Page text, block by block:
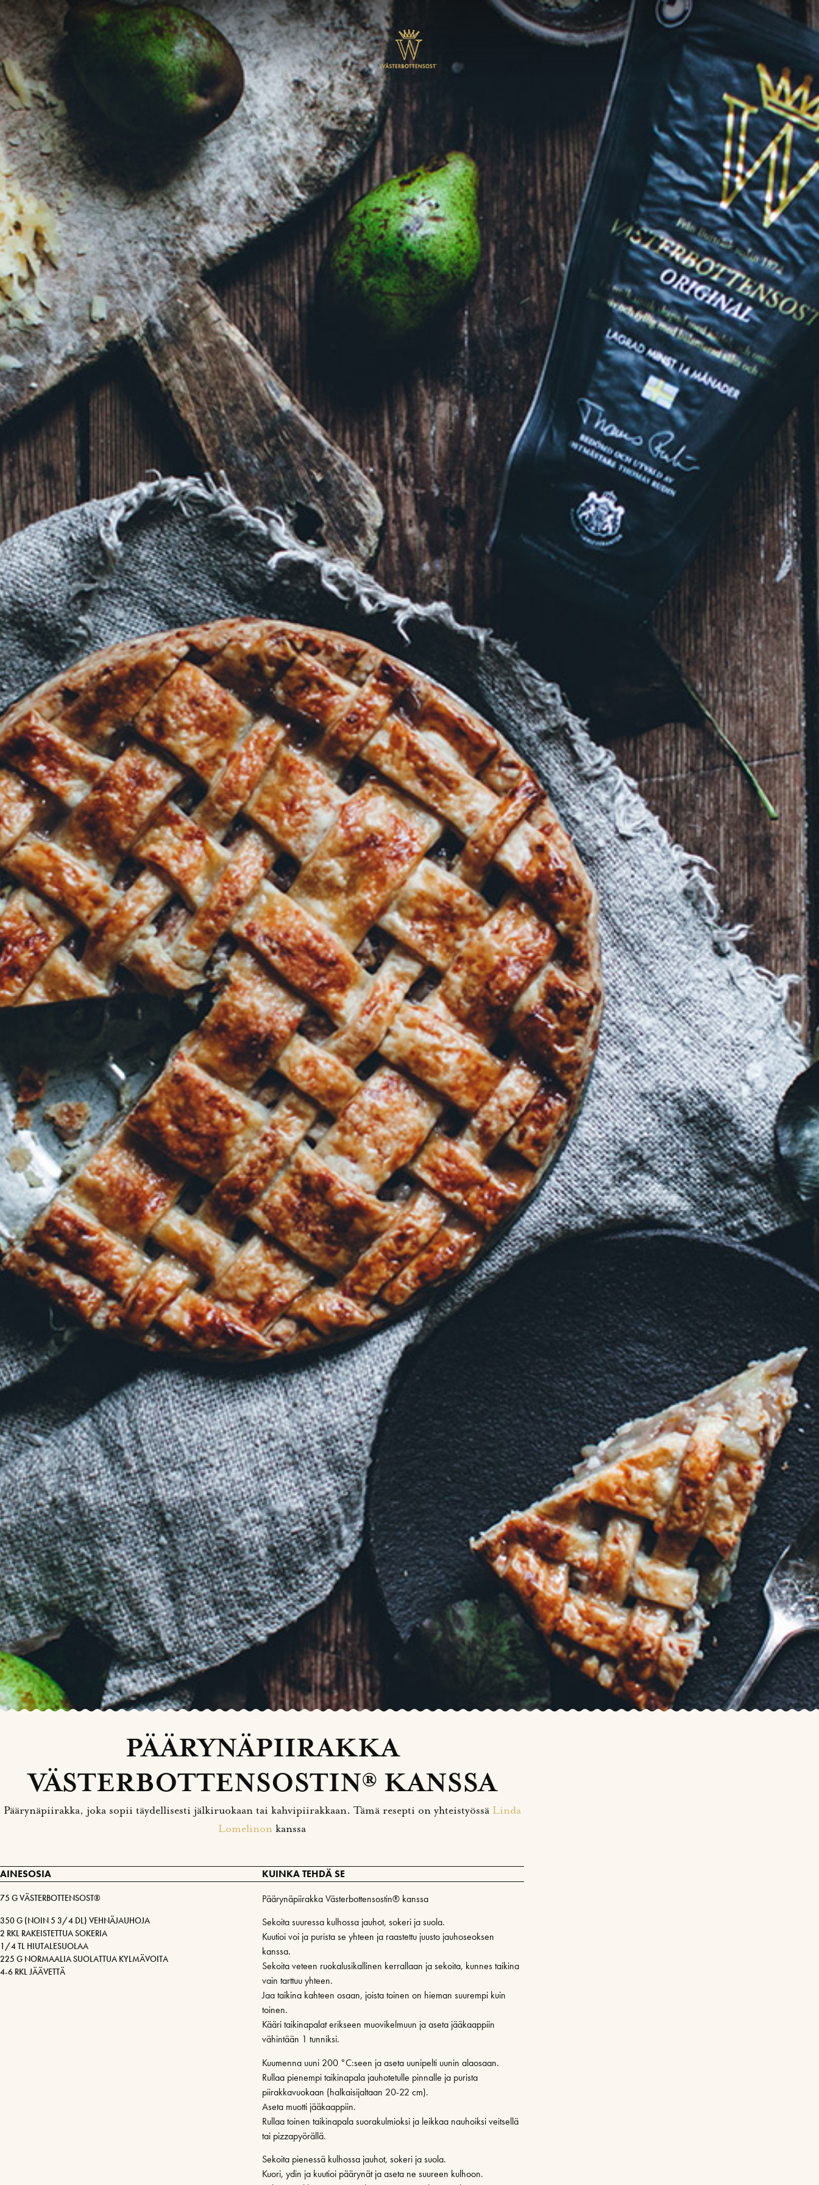
PÄÄRYNÄPIIRAKKA
VÄSTERBOTTENSOSTIN® KANSSA
Päärynäpiirakka, joka sopii täydellisesti jälkiruokaan tai kahvipiirakkaan. Tämä resepti on yhteistyössä Linda
Lomelinon kanssa
AINESOSIA
75 G VÄSTERBOTTENSOST®
350 G (NOIN 5 3/4 DL) VEHNÄJAUHOJA
2 RKL RAKEISTETTUA SOKERIA
1/4 TL HIUTALESUOLAA
225 G NORMAALIA SUOLATTUA KYLMÄVOITA
4-6 RKL JÄÄVETTÄ
KUINKA TEHDÄ SE
Päärynäpiirakka Västerbottensostin® kanssa
Sekoita suuressa kulhossa jauhot, sokeri ja suola.
Kuutioi voi ja purista se yhteen ja raastettu juusto jauhoseoksen
kanssa.
Sekoita veteen ruokalusikallinen kerrallaan ja sekoita, kunnes taikina
vain tarttuu yhteen.
Jaa taikina kahteen osaan, joista toinen on hieman suurempi kuin
toinen.
Kääri taikinapalat erikseen muovikelmuun ja aseta jääkaappiin
vähintään 1 tunniksi.
Kuumenna uuni 200 °C:seen ja aseta uunipelti uunin alaosaan.
Rullaa pienempi taikinapala jauhotetulle pinnalle ja purista
piirakkavuokaan (halkaisijaltaan 20-22 cm).
Aseta muotti jääkaappiin.
Rullaa toinen taikinapala suorakulmioksi ja leikkaa nauhoiksi veitsellä
tai pizzapyörällä.
Sekoita pienessä kulhossa jauhot, sokeri ja suola.
Kuori, ydin ja kuutioi päärynät ja aseta ne suureen kulhoon.